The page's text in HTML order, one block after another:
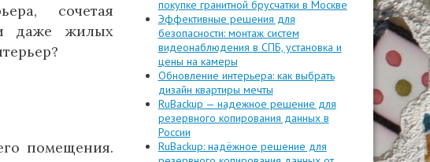
сочетая
даже жилых
помещения.
покупке гранитной брусчатки в Москве
Эффективные решения для
безопасности: монтаж систем
видеонаблюдения в СПБ, установка и
цены на камеры
Обновление интерьера: как выбрать
дизайн квартиры мечты
RuBackup — надежное решение для
резервного копирования данных в
России
RuBackup: надёжное решение для